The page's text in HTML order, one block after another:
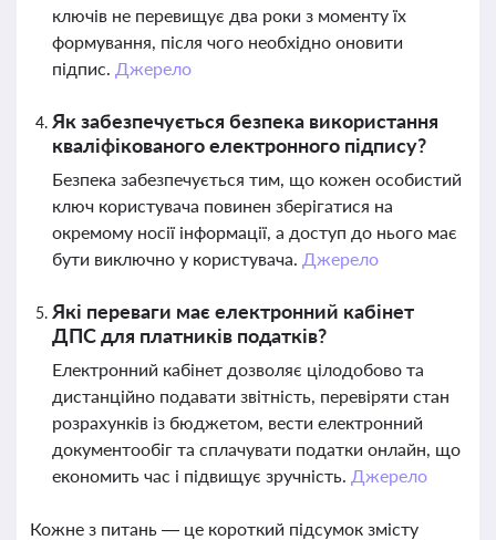
ключів не перевищує два роки з моменту їх
формування, після чого необхідно оновити
підпис. Джерело
Як забезпечується безпека використання
кваліфікованого електронного підпису?
Безпека забезпечується тим, що кожен особистий
ключ користувача повинен зберігатися на
окремому носії інформації, а доступ до нього має
бути виключно у користувача. Джерело
Які переваги має електронний кабінет
ДПС для платників податків?
Електронний кабінет дозволяє цілодобово та
дистанційно подавати звітність, перевіряти стан
розрахунків із бюджетом, вести електронний
документообіг та сплачувати податки онлайн, що
економить час і підвищує зручність. Джерело
Кожне з питань — це короткий підсумок змісту